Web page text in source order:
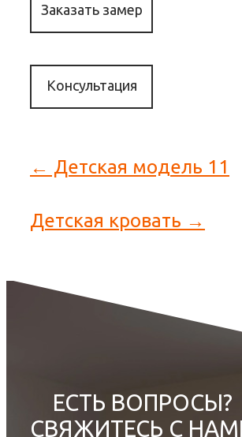
Заказать замер
Консультация
← Детская модель 11
Детская кровать →
ЕСТЬ ВОПРОСЫ?
СВЯЖИТЕСЬ С